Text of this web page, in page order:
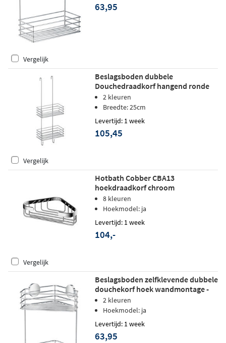
63,95
Vergelijk
Beslagsboden dubbele
Douchedraadkorf hangend ronde
haken zelfklevend - Gepolijst Chroom
2 kleuren
Breedte: 25cm
Levertijd: 1 week
105,45
Vergelijk
Hotbath Cobber CBA13
hoekdraadkorf chroom
8 kleuren
Hoekmodel: ja
Levertijd: 1 week
104,-
Vergelijk
Beslagsboden zelfklevende dubbele
douchekorf hoek wandmontage -
chroom
2 kleuren
Hoekmodel: ja
Levertijd: 1 week
63,95